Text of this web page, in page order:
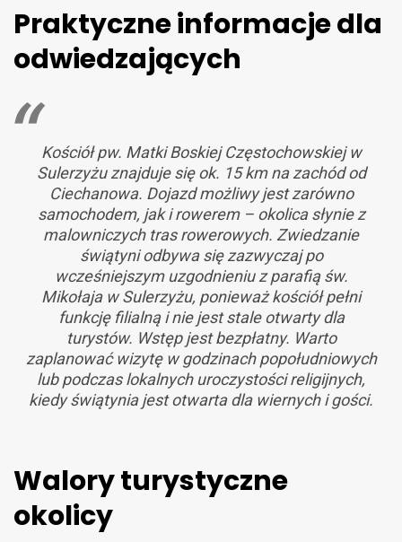
Praktyczne informacje dla
odwiedzających
Kościół pw. Matki Boskiej Częstochowskiej w
Sulerzyżu znajduje się ok. 15 km na zachód od
Ciechanowa. Dojazd możliwy jest zarówno
samochodem, jak i rowerem – okolica słynie z
malowniczych tras rowerowych. Zwiedzanie
świątyni odbywa się zazwyczaj po
wcześniejszym uzgodnieniu z parafią św.
Mikołaja w Sulerzyżu, ponieważ kościół pełni
funkcję filialną i nie jest stale otwarty dla
turystów. Wstęp jest bezpłatny. Warto
zaplanować wizytę w godzinach popołudniowych
lub podczas lokalnych uroczystości religijnych,
kiedy świątynia jest otwarta dla wiernych i gości.
Walory turystyczne
okolicy